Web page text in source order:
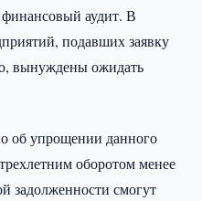
аудит. В
подавших заявку
вынуждены ожидать
об упрощении данного
оборотом менее
задолженности смогут